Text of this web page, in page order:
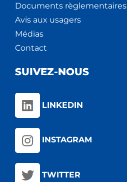
Documents règlementaires
Avis aux usagers
Médias
Contact
SUIVEZ-NOUS
LINKEDIN
INSTAGRAM
TWITTER